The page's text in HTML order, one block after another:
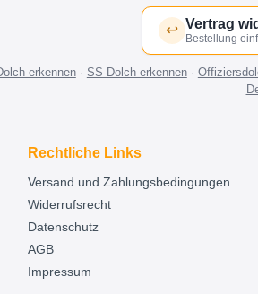
↩ Vertrag
Bestellung
erkennen· SS-Dolch erkennen·
Rechtliche Links
Versand und Zahlungsbedingungen
Widerrufsrecht
Datenschutz
AGB
Impressum